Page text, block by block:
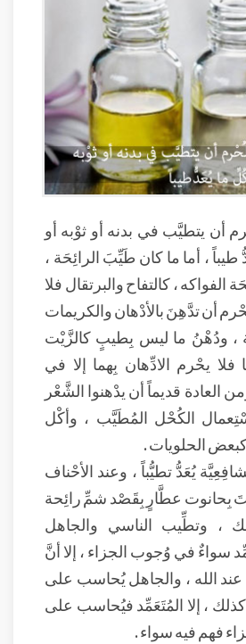
أن يتطيَّب في بدنه أو ثوْبه أو
، أما ما كان طَيِّبَ الرائِحَة ،
، كالتفاح والبرتقال فلا
أن تدَّهِنَ بالأدْهان والكريمات
، ودُهْنُ ما ليس بِطيبٍ كالزَّيْت
يحْرم الادِّهان بِهما إلا في
العادة قديماً أن يدْهنوا الشَّعْر
الكُحْل المُطَيَّب ، وأكْل
الحلويات .
يُعَدُّ تطيُّباً ، وعند الأحْناف
بِحانوت عطَّارٍ بِقَصْد شمِّ رائِحة
، وتطِّيب الناسي والجاهل
سواءٌ في وُجوب الجزاء ، إلا أنَّ
الله ، والجاهل يُحاسب على
، إلا المُتَعَمِّد فيُحاسب على
فهم فيه سواء .